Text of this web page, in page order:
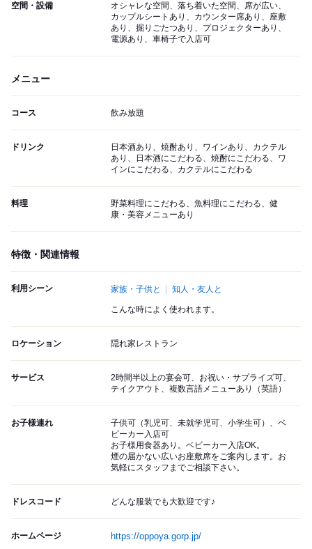
空間・設備
オシャレな空間、落ち着いた空間、席が広い、
カップルシートあり、カウンター席あり、座敷
あり、掘りごたつあり、プロジェクターあり、
電源あり、車椅子で入店可
メニュー
コース 飲み放題
ドリンク
日本酒あり、焼酎あり、ワインあり、カクテル
あり、日本酒にこだわる、焼酎にこだわる、ワ
インにこだわる、カクテルにこだわる
料理
野菜料理にこだわる、魚料理にこだわる、健
康・美容メニューあり
特徴・関連情報
利用シーン 家族・子供と 知人・友人と
こんな時によく使われます。
ロケーション 隠れ家レストラン
サービス
2時間半以上の宴会可、お祝い・サプライズ可、
テイクアウト、複数言語メニューあり（英語）
お子様連れ
子供可（乳児可、未就学児可、小学生可）、ベ
ビーカー入店可
お子様用食器あり。ベビーカー入店OK。
煙の届かない広いお座敷席をご案内します。お
気軽にスタッフまでご相談下さい。
ドレスコード どんな服装でも大歓迎です♪
ホームページ https://oppoya.gorp.jp/